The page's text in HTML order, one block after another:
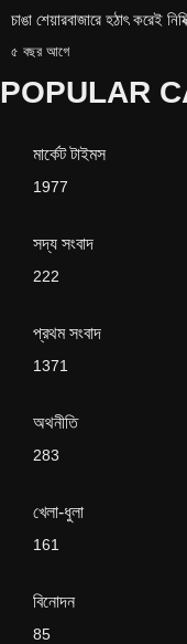
চাঙা শেয়ারবাজারে হঠাৎ করেই
৫ বছর আগে
POPULAR
মার্কেট টাইমস
1977
সদ্য সংবাদ
222
প্রথম সংবাদ
1371
অথনীতি
283
খেলা-ধুলা
161
বিনোদন
85